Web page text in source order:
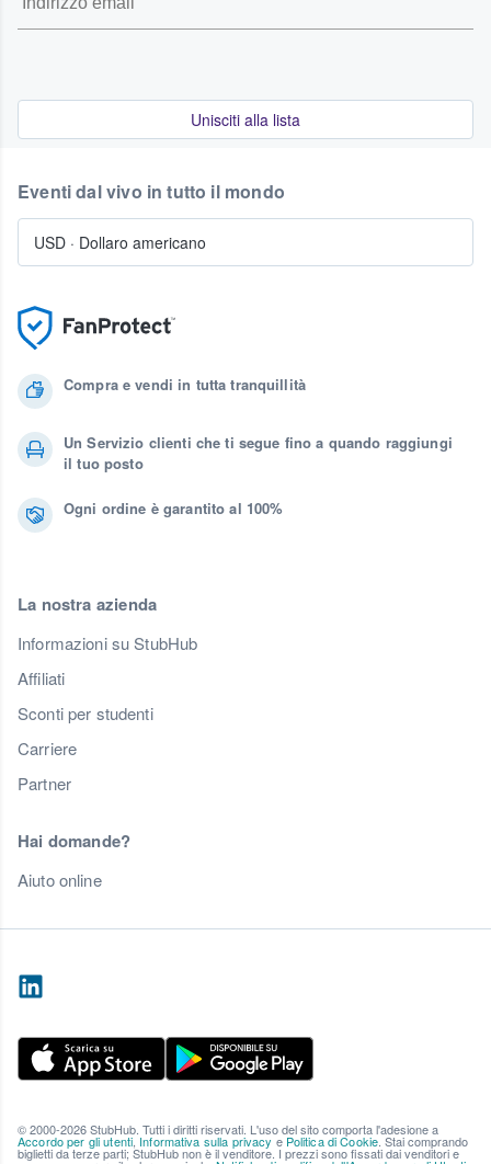
Unisciti alla lista
Compra e vendi in tutta tranquillità
Un Servizio clienti che ti segue fino a quando raggiungi
il tuo posto
Ogni ordine è garantito al 100%
La nostra azienda
Informazioni su StubHub
Affiliati
Sconti per studenti
Carriere
Partner
Hai domande?
Aiuto online
Eventi dal vivo in tutto il mondo
USD · Dollaro americano
© 2000-2026 StubHub. Tutti i diritti riservati. L'uso del sito comporta l'adesione a
Accordo per gli utenti, Informativa sulla privacy e Politica di Cookie. Stai comprando
biglietti da terze parti; StubHub non è il venditore. I prezzi sono fissati dai venditori e